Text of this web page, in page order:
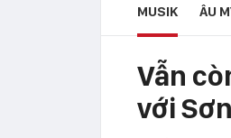
MUSIK ÂU
Vẫn
với